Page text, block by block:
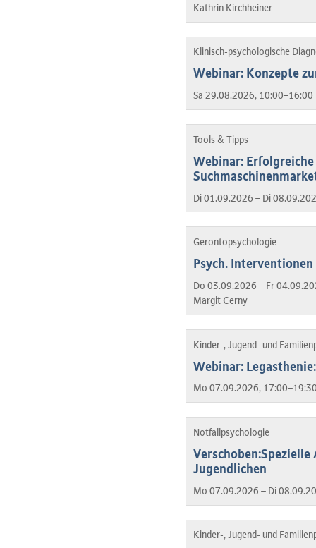
Kathrin Kirchheiner
Klinisch-psychologische
Webinar: Konzepte
Sa 29.08.2026,
Tools & Tipps
Webinar:
Di 01.09.2026 – Di
Gerontopsychologie
Psych.
Do 03.09.2026 – Fr
Margit Cerny
Kinder-, Jugend- und
Webinar:
Mo 07.09.2026,
Notfallpsychologie
Jugendlichen
Mo 07.09.2026 – Di
Kinder-, Jugend- und